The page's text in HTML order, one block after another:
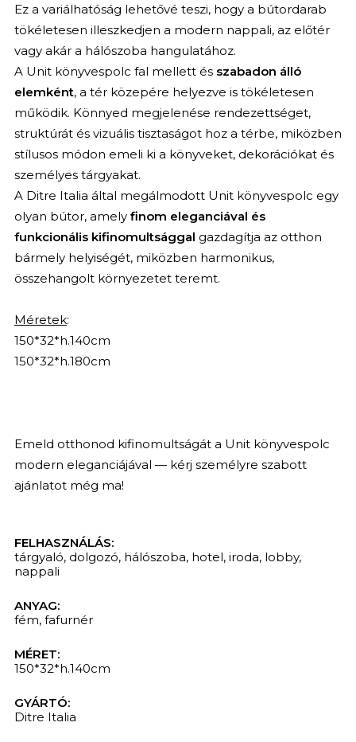
Ez a variálhatóság lehetővé teszi, hogy a bútordarab
tökéletesen illeszkedjen a modern nappali, az előtér
vagy akár a hálószoba hangulatához.
A Unit könyvespolc fal mellett és szabadon álló
elemként, a tér közepére helyezve is tökéletesen
működik. Könnyed megjelenése rendezettséget,
struktúrát és vizuális tisztaságot hoz a térbe, miközben
stílusos módon emeli ki a könyveket, dekorációkat és
személyes tárgyakat.
A Ditre Italia által megálmodott Unit könyvespolc egy
olyan bútor, amely finom eleganciával és
funkcionális kifinomultsággal gazdagítja az otthon
bármely helyiségét, miközben harmonikus,
összehangolt környezetet teremt.
Méretek:
150*32*h.140cm
150*32*h.180cm
Emeld otthonod kifinomultságát a Unit könyvespolc
modern eleganciájával — kérj személyre szabott
ajánlatot még ma!
FELHASZNÁLÁS:
tárgyaló, dolgozó, hálószoba, hotel, iroda, lobby,
nappali
ANYAG:
fém, fafurnér
MÉRET:
150*32*h.140cm
GYÁRTÓ:
Ditre Italia